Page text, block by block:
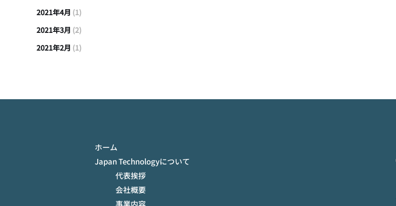
2021年4月 (1)
2021年3月 (2)
2021年2月 (1)
ホーム
Japan Technologyについて
代表挨拶
会社概要
事業内容